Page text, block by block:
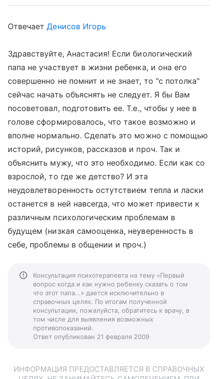
ОтвечаетДенисов Игорь
Здравствуйте, Анастасия! Если биологический
папа не участвует в жизни ребенка, и она его
совершенно не помнит и не знает, то "с потолка"
сейчас начать объяснять не следует. Я бы Вам
посоветовал, подготовить ее. Т.е., чтобы у нее в
голове сформировалось, что такое возможно и
вполне нормально. Сделать это можно с помощью
историй, рисунков, рассказов и проч. Так и
объяснить мужу, что это необходимо. Если как со
взрослой, то где же детство? И эта
неудовлетворенность остутствием тепла и ласки
останется в ней навсегда, что может привести к
различным психологическим проблемам в
будущем (низкая самооценка, неуверенность в
себе, проблемы в общении и проч.)
Консультация психотерапевта на тему «Первый
вопрос когда и как нужно ребенку сказать о том
что этот папа...» дается исключительно в
справочных целях. По итогам полученной
консультации, пожалуйста, обратитесь к врачу, в
том числе для выявления возможных
противопоказаний.
Ответ опубликован 21 февраля 2009
ИНФОРМАЦИЯ ПРЕДОСТАВЛЯЕТСЯ В СПРАВОЧНЫХ